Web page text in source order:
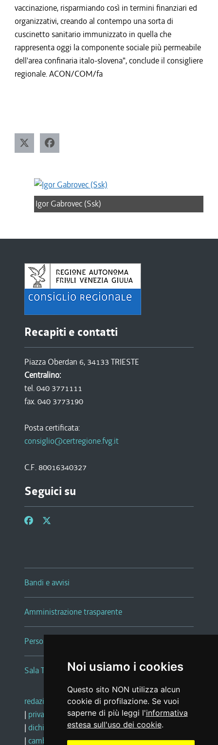
Noi usiamo i cookies
Questo sito NON utilizza alcun
cookie di profilazione. Se vuoi
saperne di più leggi l'informativa
estesa sull'uso dei cookie.
vaccinazione, risparmiando così in termini finanziari ed
organizzativi, creando al contempo una sorta di
cuscinetto sanitario immunizzato in quella che
rappresenta oggi la componente sociale più permeabile
dell'area confinaria italo-slovena", conclude il consigliere
regionale. ACON/COM/fa
Igor Gabrovec (Ssk)
Recapiti e contatti
Piazza Oberdan 6, 34133 TRIESTE
Centralino:
tel. 040 3771111
fax. 040 3773190
Posta certificata:
consiglio@certregione.fvg.it
C.F. 80016340327
Seguici su
Bandi e avvisi
Amministrazione trasparente
Persone e Uffici
Sala Tiziano Tessitori
redazione web |note legali |glossario
| privacy
social media policy
| dichiarazione di accessibilità |feedback
| cambio preferenze cookie